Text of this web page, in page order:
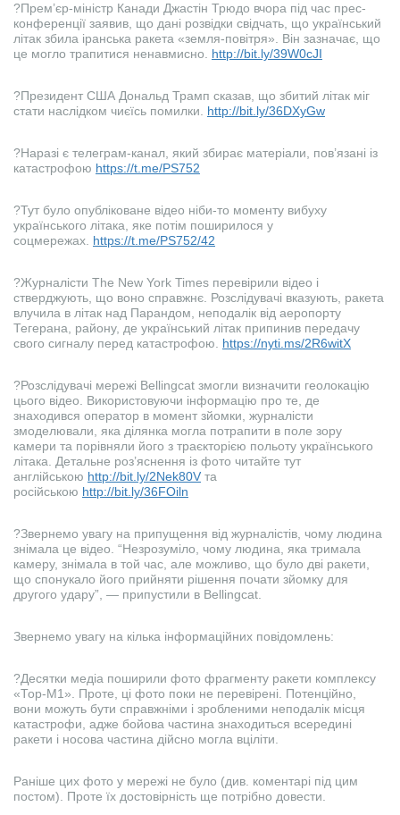
?Прем’єр-міністр Канади Джастін Трюдо вчора під час прес-
конференції заявив, що дані розвідки свідчать, що український
літак збила іранська ракета «земля-повітря». Він зазначає, що
це могло трапитися ненавмисно. http://bit.ly/39W0cJI
?Президент США Дональд Трамп сказав, що збитий літак міг
стати наслідком чиєїсь помилки. http://bit.ly/36DXyGw
?Наразі є телеграм-канал, який збирає матеріали, пов’язані із
катастрофою https://t.me/PS752
?Тут було опубліковане відео ніби-то моменту вибуху
українського літака, яке потім поширилося у
соцмережах. https://t.me/PS752/42
?Журналісти The New York Times перевірили відео і
стверджують, що воно справжнє. Розслідувачі вказують, ракета
влучила в літак над Парандом, неподалік від аеропорту
Тегерана, району, де український літак припинив передачу
свого сигналу перед катастрофою. https://nyti.ms/2R6witX
?Розслідувачі мережі Bellingcat змогли визначити геолокацію
цього відео. Використовуючи інформацію про те, де
знаходився оператор в момент зйомки, журналісти
змоделювали, яка ділянка могла потрапити в поле зору
камери та порівняли його з траєкторією польоту українського
літака. Детальне роз’яснення із фото читайте тут
англійською http://bit.ly/2Nek80V та
російською http://bit.ly/36FOiln
?Звернемо увагу на припущення від журналістів, чому людина
знімала це відео. “Незрозуміло, чому людина, яка тримала
камеру, знімала в той час, але можливо, що було дві ракети,
що спонукало його прийняти рішення почати зйомку для
другого удару”, — припустили в Bellingcat.
Звернемо увагу на кілька інформаційних повідомлень:
?Десятки медіа поширили фото фрагменту ракети комплексу
«Тор-М1». Проте, ці фото поки не перевірені. Потенційно,
вони можуть бути справжніми і зробленими неподалік місця
катастрофи, адже бойова частина знаходиться всередині
ракети і носова частина дійсно могла вціліти.
Раніше цих фото у мережі не було (див. коментарі під цим
постом). Проте їх достовірність ще потрібно довести.